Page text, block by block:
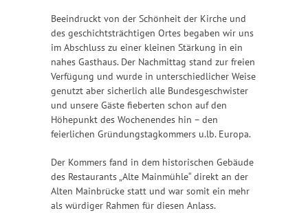
Beeindruckt von der Schönheit der Kirche und
des geschichtsträchtigen Ortes begaben wir uns
im Abschluss zu einer kleinen Stärkung in ein
nahes Gasthaus. Der Nachmittag stand zur freien
Verfügung und wurde in unterschiedlicher Weise
genutzt aber sicherlich alle Bundesgeschwister
und unsere Gäste fieberten schon auf den
Höhepunkt des Wochenendes hin – den
feierlichen Gründungstagkommers u.lb. Europa.
Der Kommers fand in dem historischen Gebäude
des Restaurants „Alte Mainmühle“ direkt an der
Alten Mainbrücke statt und war somit ein mehr
als würdiger Rahmen für diesen Anlass.